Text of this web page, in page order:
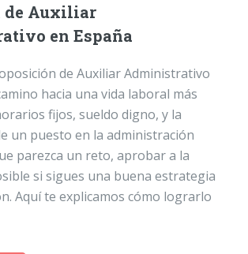
de Auxiliar
en España
de Auxiliar Administrativo
hacia una vida laboral más
fijos, sueldo digno, y la
un puesto en la administración
parezca un reto, aprobar a la
si sigues una buena estrategia
Aquí te explicamos cómo lograrlo